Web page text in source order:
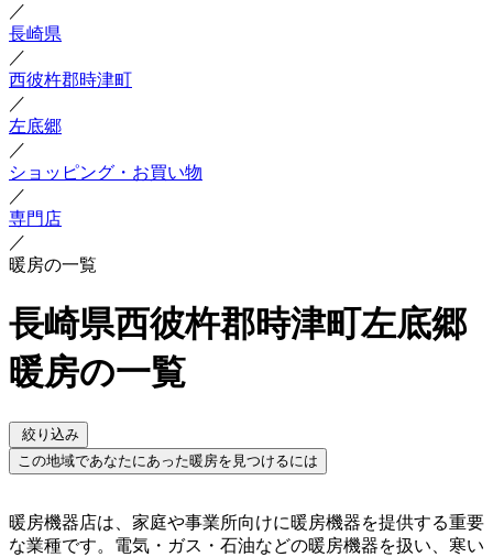
／
長崎県
／
西彼杵郡時津町
／
左底郷
／
ショッピング・お買い物
／
専門店
／
暖房の一覧
長崎県西彼杵郡時津町左底郷
暖房の一覧
絞り込み
この地域であなたにあった暖房を見つけるには
暖房機器店は、家庭や事業所向けに暖房機器を提供する重要
な業種です。電気・ガス・石油などの暖房機器を扱い、寒い